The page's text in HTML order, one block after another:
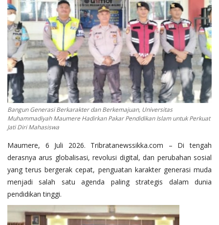
Bangun Generasi Berkarakter dan Berkemajuan, Universitas
Muhammadiyah Maumere Hadirkan Pakar Pendidikan Islam untuk Perkuat
Jati Diri Mahasiswa
Maumere, 6 Juli 2026. Tribratanewssikka.com – Di tengah
derasnya arus globalisasi, revolusi digital, dan perubahan sosial
yang terus bergerak cepat, penguatan karakter generasi muda
menjadi salah satu agenda paling strategis dalam dunia
pendidikan tinggi.